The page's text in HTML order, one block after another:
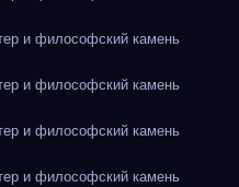
и философский камень
и философский камень
и философский камень
и философский камень